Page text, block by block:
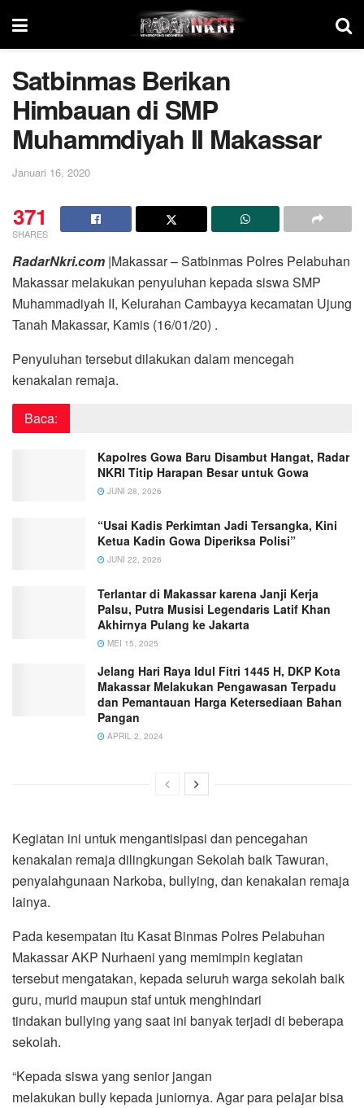
Satbinmas Berikan
Himbauan di SMP
Muhammdiyah II Makassar
Januari 16, 2020
371
SHARES
RadarNkri.com |Makassar – Satbinmas Polres Pelabuhan
Makassar melakukan penyuluhan kepada siswa SMP
Muhammadiyah II, Kelurahan Cambayya kecamatan Ujung
Tanah Makassar, Kamis (16/01/20) .
Penyuluhan tersebut dilakukan dalam mencegah
kenakalan remaja.
Baca:
Kapolres Gowa Baru Disambut Hangat, Radar
NKRI Titip Harapan Besar untuk Gowa
JUNI 28, 2026
“Usai Kadis Perkimtan Jadi Tersangka, Kini
Ketua Kadin Gowa Diperiksa Polisi”
JUNI 22, 2026
Terlantar di Makassar karena Janji Kerja
Palsu, Putra Musisi Legendaris Latif Khan
Akhirnya Pulang ke Jakarta
MEI 15, 2025
Jelang Hari Raya Idul Fitri 1445 H, DKP Kota
Makassar Melakukan Pengawasan Terpadu
dan Pemantauan Harga Ketersediaan Bahan
Pangan
APRIL 2, 2024
Kegiatan ini untuk mengantisipasi dan pencegahan
kenakalan remaja dilingkungan Sekolah baik Tawuran,
penyalahgunaan Narkoba, bullying, dan kenakalan remaja
lainya.
Pada kesempatan itu Kasat Binmas Polres Pelabuhan
Makassar AKP Nurhaeni yang memimpin kegiatan
tersebut mengatakan, kepada seluruh warga sekolah baik
guru, murid maupun staf untuk menghindari
tindakan bullying yang saat ini banyak terjadi di beberapa
sekolah.
“Kepada siswa yang senior jangan
melakukan bully kepada juniornya. Agar para pelajar bisa